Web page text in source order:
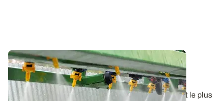
Pulvérisation - Prévenir les risques de
bouchage des buses
Le bouchage d’une ou plusieurs buses est l’incident le plus